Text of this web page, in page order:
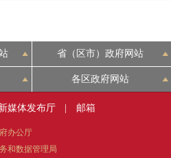
省（区市）政府网站
各区政府网站
媒体发布厅 邮箱
办公厅
和数据管理局